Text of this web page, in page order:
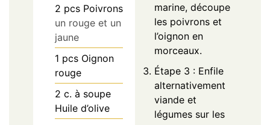
2 pcs Poivrons
un rouge et un
jaune
1 pcs Oignon
rouge
2 c. à soupe
Huile d’olive
marine, découpe
les poivrons et
l’oignon en
morceaux.
Étape 3 : Enfile
alternativement
viande et
légumes sur les